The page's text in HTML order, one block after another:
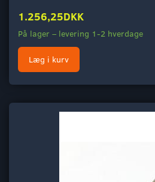
1.256,25DKK
På lager – levering 1-2 hverdage
Læg i kurv